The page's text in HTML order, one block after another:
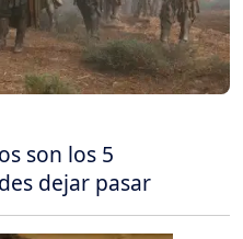
son los 5
dejar pasar